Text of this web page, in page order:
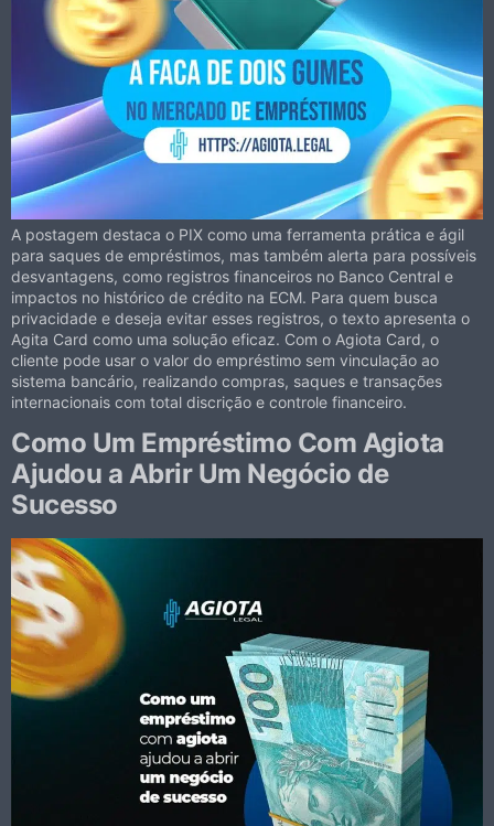
A postagem destaca o PIX como uma ferramenta prática e ágil
para saques de empréstimos, mas também alerta para possíveis
desvantagens, como registros financeiros no Banco Central e
impactos no histórico de crédito na ECM. Para quem busca
privacidade e deseja evitar esses registros, o texto apresenta o
Agita Card como uma solução eficaz. Com o Agiota Card, o
cliente pode usar o valor do empréstimo sem vinculação ao
sistema bancário, realizando compras, saques e transações
internacionais com total discrição e controle financeiro.
Como Um Empréstimo Com Agiota
Ajudou a Abrir Um Negócio de
Sucesso